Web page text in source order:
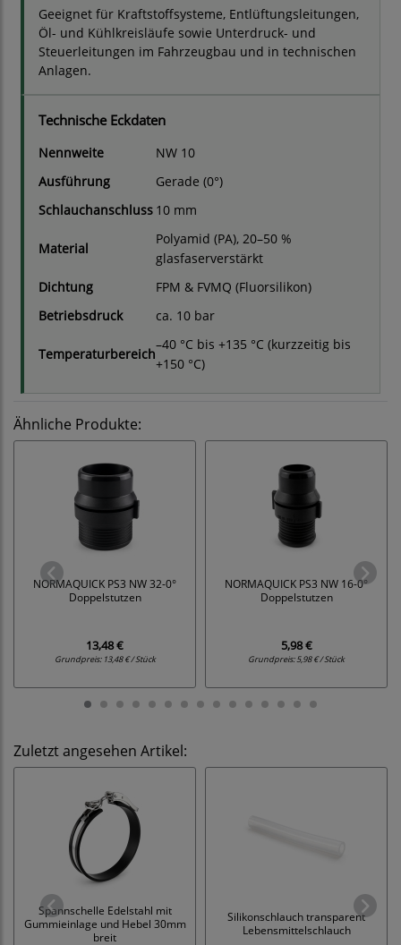
Geeignet für Kraftstoffsysteme, Entlüftungsleitungen,
Öl- und Kühlkreisläufe sowie Unterdruck- und
Steuerleitungen im Fahrzeugbau und in technischen
Anlagen.
Technische Eckdaten
Nennweite
NW 10
Ausführung
Gerade (0°)
Schlauchanschluss 10 mm
Material
Polyamid (PA), 20–50 %
glasfaserverstärkt
Dichtung
FPM & FVMQ (Fluorsilikon)
Betriebsdruck
ca. 10 bar
Temperaturbereich
–40 °C bis +135 °C (kurzzeitig bis
+150 °C)
Ähnliche Produkte:
NORMAQUICK PS3 NW 32-0°
Doppelstutzen
13,48 €
Grundpreis: 13,48 € / Stück
NORMAQUICK PS3 NW 16-0°
Doppelstutzen
5,98 €
Grundpreis:5,98 € / Stück
Zuletzt angesehen Artikel:
Spannschelle Edelstahl mit
Gummieinlage und Hebel 30mm
breit
Silikonschlauch transparent
Lebensmittelschlauch